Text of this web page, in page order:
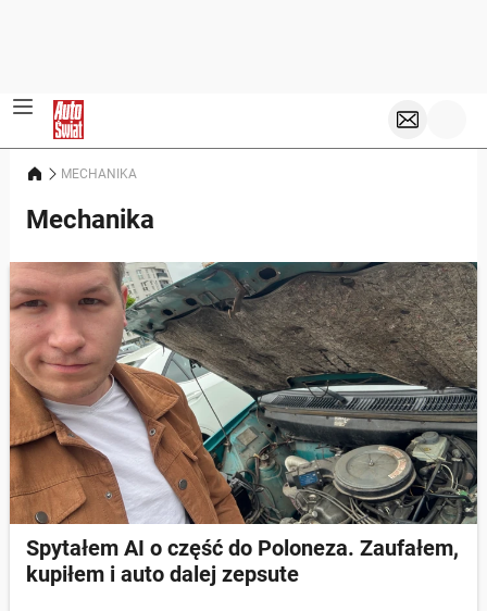
MECHANIKA
Mechanika
Spytałem AI o część do Poloneza. Zaufałem,
kupiłem i auto dalej zepsute